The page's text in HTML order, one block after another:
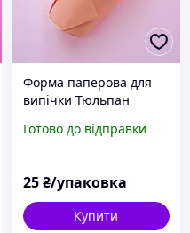
Форма паперова для
випічки Тюльпан
10 шт
Готово до відправки
25 ₴/упаковка
Купити